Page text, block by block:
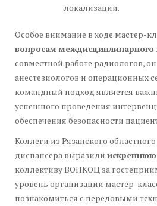
локализации.
Особое внимание в ходе мастер-
вопросам междисциплинарного
совместной работе радиологов,
анестезиологов и операционных
командный подход является
успешного проведения
обеспечения безопасности
Коллеги из Рязанского
диспансера выразили искреннюю
коллективу ВОНКОЦ за
уровень организации мастер-
познакомиться с передовыми